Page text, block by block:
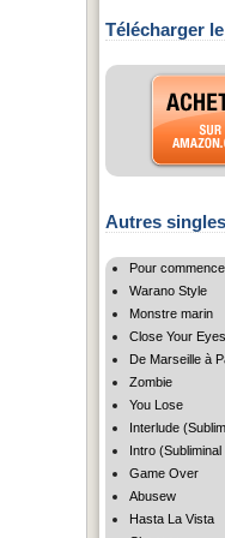
Télécharger
Autres
Pour
Warano Style
Monstre marin
Close Your Eyes
De Marseille à
Zombie
You Lose
Interlude
Intro
Game Over
Abusew
Hasta La Vista